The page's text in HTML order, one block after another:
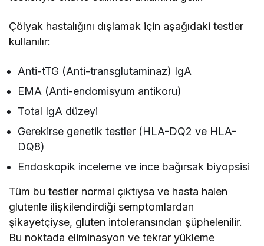
Çölyak hastalığını dışlamak için aşağıdaki testler
kullanılır:
Anti-tTG (Anti-transglutaminaz) IgA
EMA (Anti-endomisyum antikoru)
Total IgA düzeyi
Gerekirse genetik testler (HLA-DQ2 ve HLA-
DQ8)
Endoskopik inceleme ve ince bağırsak biyopsisi
Tüm bu testler normal çıktıysa ve hasta halen
glutenle ilişkilendirdiği semptomlardan
şikayetçiyse, gluten intoleransından şüphelenilir.
Bu noktada eliminasyon ve tekrar yükleme